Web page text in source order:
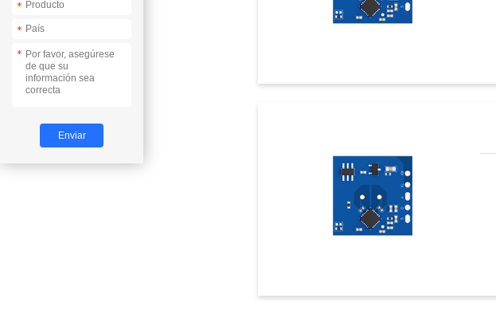
*
*
*